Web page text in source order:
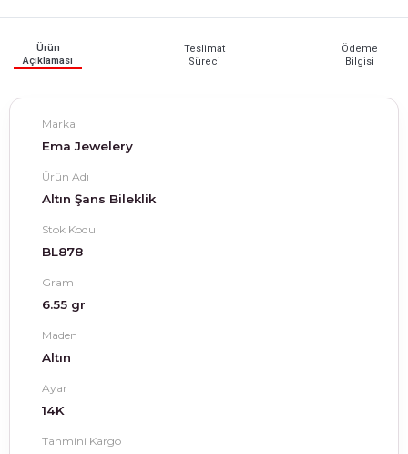
Ürün
Açıklaması
Teslimat
Süreci
Ödeme
Bilgisi
Marka
Ema Jewelery
Ürün Adı
Altın Şans Bileklik
Stok Kodu
BL878
Gram
6.55 gr
Maden
Altın
Ayar
14K
Tahmini Kargo